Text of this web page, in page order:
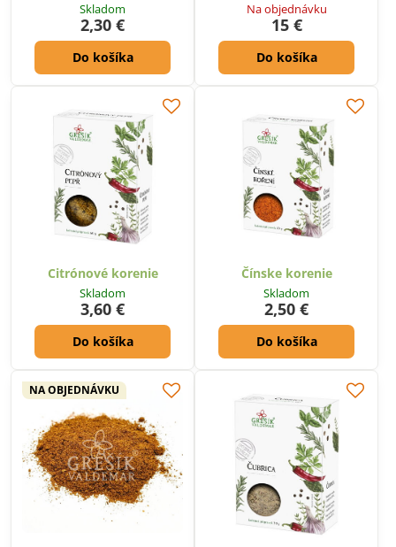
Skladom
2,30 €
Do košíka
Na objednávku
15 €
Do košíka
Citrónové korenie
Skladom
3,60 €
Do košíka
Čínske korenie
Skladom
2,50 €
Do košíka
NA OBJEDNÁVKU